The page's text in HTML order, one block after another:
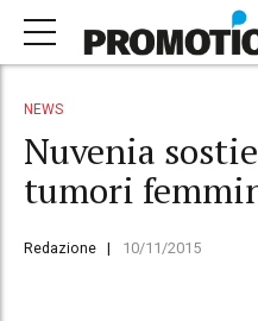
NEWS
Nuvenia
tumori
Redazione 10/11/2015